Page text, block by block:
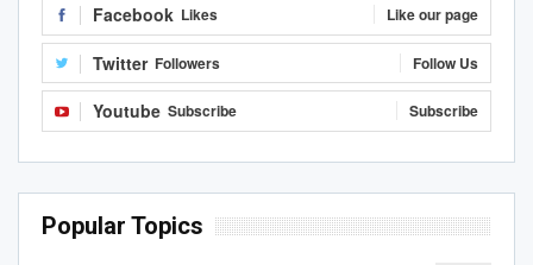
Facebook Likes Like our page
Twitter Followers Follow Us
Youtube Subscribe Subscribe
Popular Topics